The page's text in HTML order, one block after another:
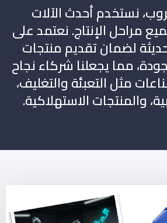
نستخدم أحدث الآلات
مراحل الإنتاج. نعتمد على
لضمان تقديم منتجات
مما يجعلنا شركاء نجاح
مثل التعبئة والتغليف،
والمنتجات الاستهلاكية.